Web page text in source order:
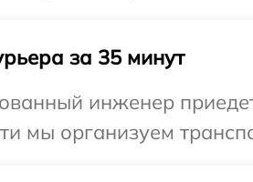
за 35 минут
инженер
мы организуем